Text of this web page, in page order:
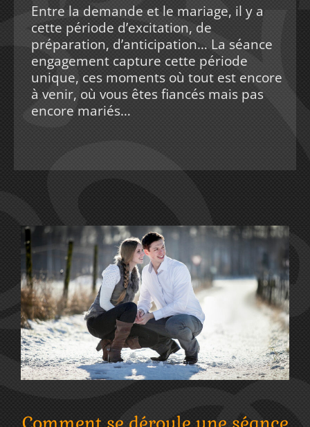
Entre la demande et le mariage, il y a
cette période d’excitation, de
préparation, d’anticipation… La séance
engagement capture cette période
unique, ces moments où tout est encore
à venir, où vous êtes fiancés mais pas
encore mariés…